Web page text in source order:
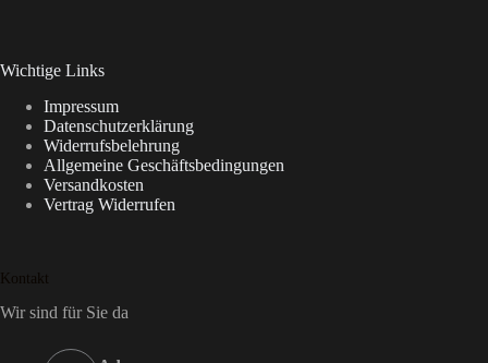
Wichtige Links
Impressum
Datenschutzerklärung
Widerrufsbelehrung
Allgemeine Geschäftsbedingungen
Versandkosten
Vertrag Widerrufen
Kontakt
Wir sind für Sie da